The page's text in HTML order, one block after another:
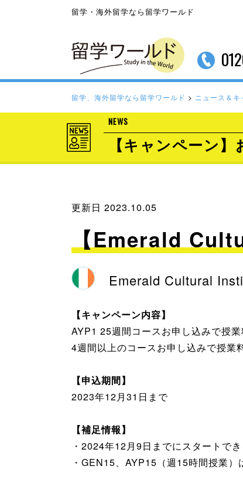
留学・海外留学なら留学ワールド
留学、海外留学なら留学ワールド > ニュース＆
NEWS
【キャンペーン
更新日 2023.10.05
【Emerald
Emerald Cultural
【キャンペーン内容】
AYP1 25週間コースお申し込みで授
4週間以上のコースお申し込みで授業
【申込期間】
2023年12月31日まで
【補足情報】
・2024年12月9日までにスタートで
・GEN15、AYP15（週15時間授業）